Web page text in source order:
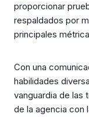
proporcionar
respaldados por
principales
Con una
habilidades
vanguardia de las
de la agencia con